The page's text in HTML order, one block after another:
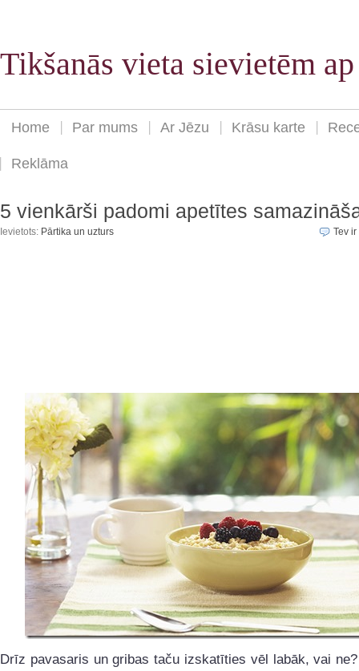
Tikšanās vieta sievietēm
Home Par mums Ar Jēzu Krāsu karte
Reklāma
5 vienkārši padomi apetītes
Ievietots: Pārtika un uzturs Tev ir
Drīz pavasaris un gribas taču izskatīties vēl labāk, vai